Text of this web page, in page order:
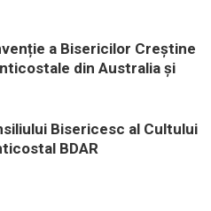
a Bisericilor Creștine
din Australia și
Bisericesc al Cultului
BDAR